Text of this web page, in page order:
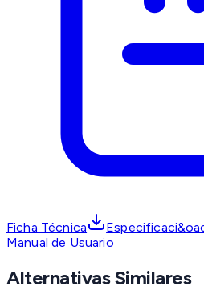
Ficha Técnica
Manual de Usuario
Alternativas Similares